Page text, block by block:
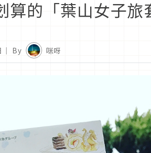
算的「葉山女子
｜ By 咪呀